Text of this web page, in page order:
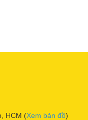
HCM (Xem bản đồ)